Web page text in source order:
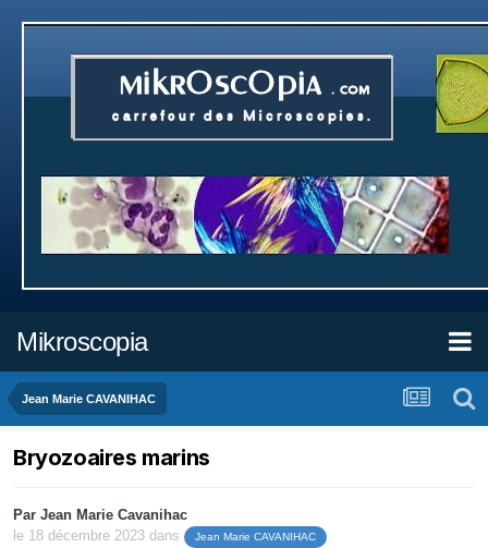
Mikroscopia
Jean Marie CAVANIHAC
Bryozoaires marins
Par Jean Marie Cavanihac
le 18 décembre 2023 dans Jean Marie CAVANIHAC